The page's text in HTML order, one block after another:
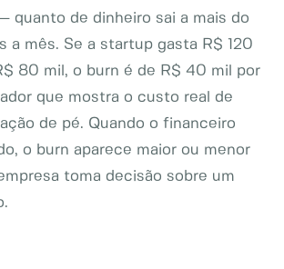
quanto de dinheiro sai a mais do
a mês. Se a startup gasta R$ 120
80 mil, o burn é de R$ 40 mil por
que mostra o custo real de
de pé. Quando o financeiro
o burn aparece maior ou menor
toma decisão sobre um